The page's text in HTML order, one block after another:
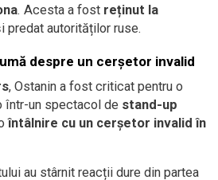
. Acesta a fost reținut la
predat autorităților ruse.
despre un cerșetor invalid
, Ostanin a fost criticat pentru o
într-un spectacol de stand-up
întâlnire cu un cerșetor invalid în
au stârnit reacții dure din partea